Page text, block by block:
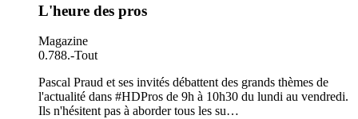
L'heure des pros
Magazine
0.788.-Tout
Pascal Praud et ses invités débattent des grands thèmes de
l'actualité dans #HDPros de 9h à 10h30 du lundi au vendredi.
Ils n'hésitent pas à aborder tous les su…